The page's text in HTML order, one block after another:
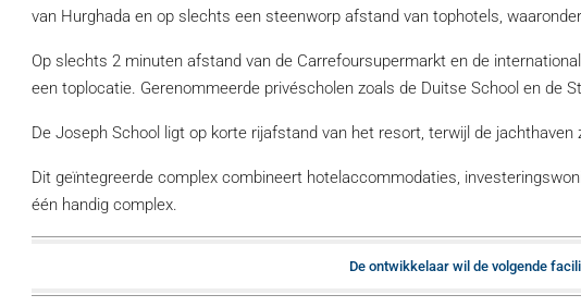
van Hurghada en op slechts een steenworp afstand van tophotels,
Op slechts 2 minuten afstand van de Carrefoursupermarkt en de
een toplocatie. Gerenommeerde privéscholen zoals de Duitse School en de
De Joseph School ligt op korte rijafstand van het resort, terwijl de
Dit geïntegreerde complex combineert hotelaccommodaties,
één handig complex.
De ontwikkelaar wil de volgende